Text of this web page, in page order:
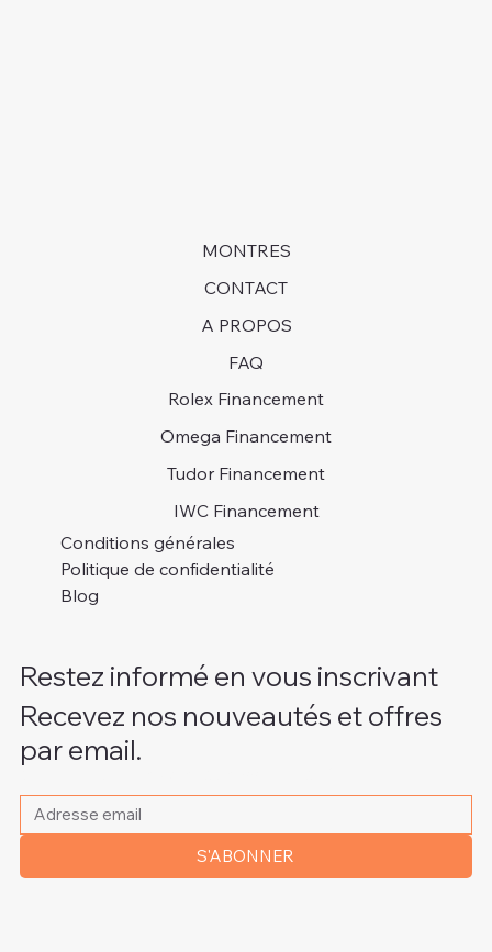
MONTRES
CONTACT
A PROPOS
FAQ
Rolex Financement
Omega Financement
Tudor Financement
IWC Financement
Conditions générales
Politique de confidentialité
Blog
Restez informé en vous inscrivant
Recevez nos nouveautés et offres
par email.
Veuillez indiquer votre adresse e-mail
S'ABONNER